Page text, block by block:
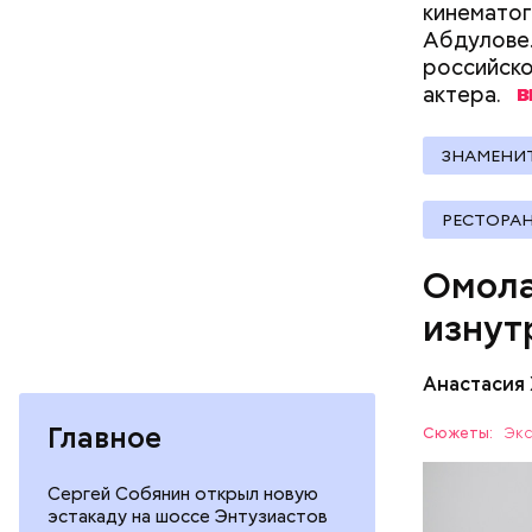
Главное
Сергей Собянин открыл новую
эстакаду на шоссе Энтузиастов
актера.
Сюжеты:
Дыня
плода.
ряда
бета-
лютеин
наше
калий
По
щавель в